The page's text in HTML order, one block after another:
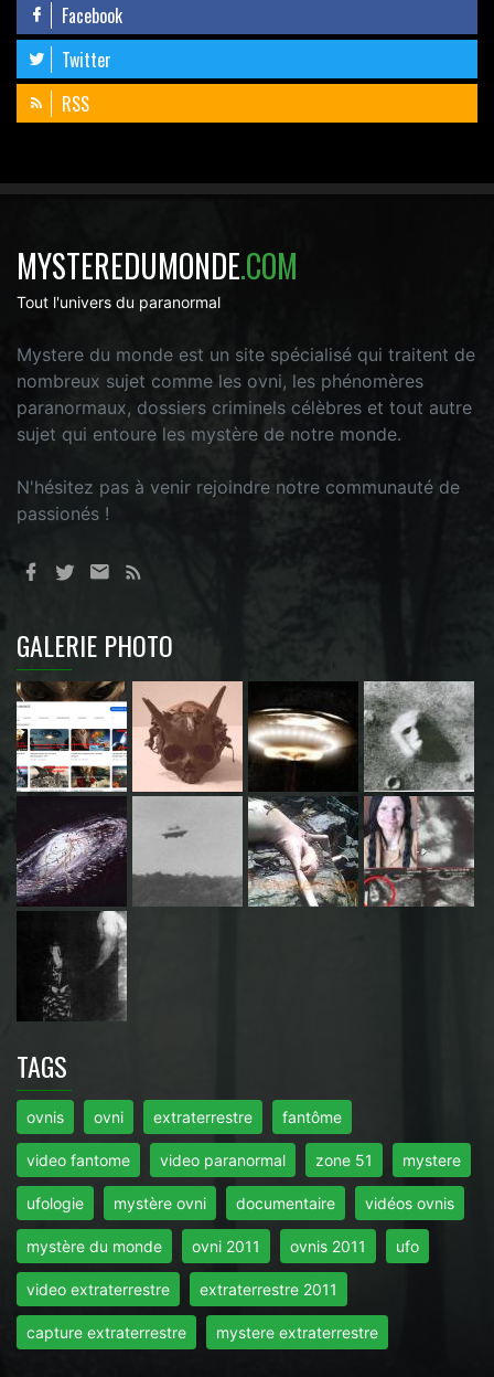
Facebook
Twitter
RSS
MYSTEREDUMONDE.COM
Tout l'univers du paranormal
Mystere du monde est un site spécialisé qui traitent de
nombreux sujet comme les ovni, les phénomères
paranormaux, dossiers criminels célèbres et tout autre
sujet qui entoure les mystère de notre monde.
N'hésitez pas à venir rejoindre notre communauté de
passionés !
GALERIE PHOTO
TAGS
ovnis ovni extraterrestre fantôme
video fantome video paranormal zone 51 mystere
ufologie mystère ovni documentaire vidéos ovnis
mystère du monde ovni 2011 ovnis 2011 ufo
video extraterrestre extraterrestre 2011
capture extraterrestre mystere extraterrestre